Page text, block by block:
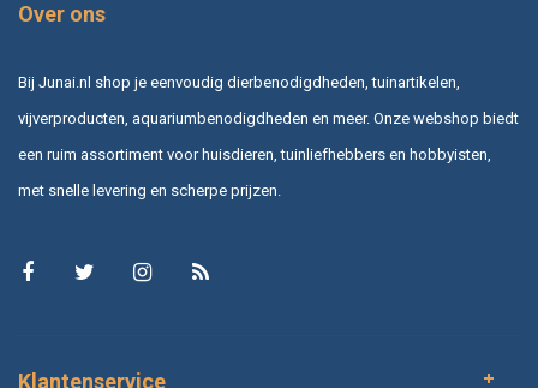
Over ons
Bij Junai.nl shop je eenvoudig dierbenodigdheden, tuinartikelen,
vijverproducten, aquariumbenodigdheden en meer. Onze webshop biedt
een ruim assortiment voor huisdieren, tuinliefhebbers en hobbyisten,
met snelle levering en scherpe prijzen.
Klantenservice